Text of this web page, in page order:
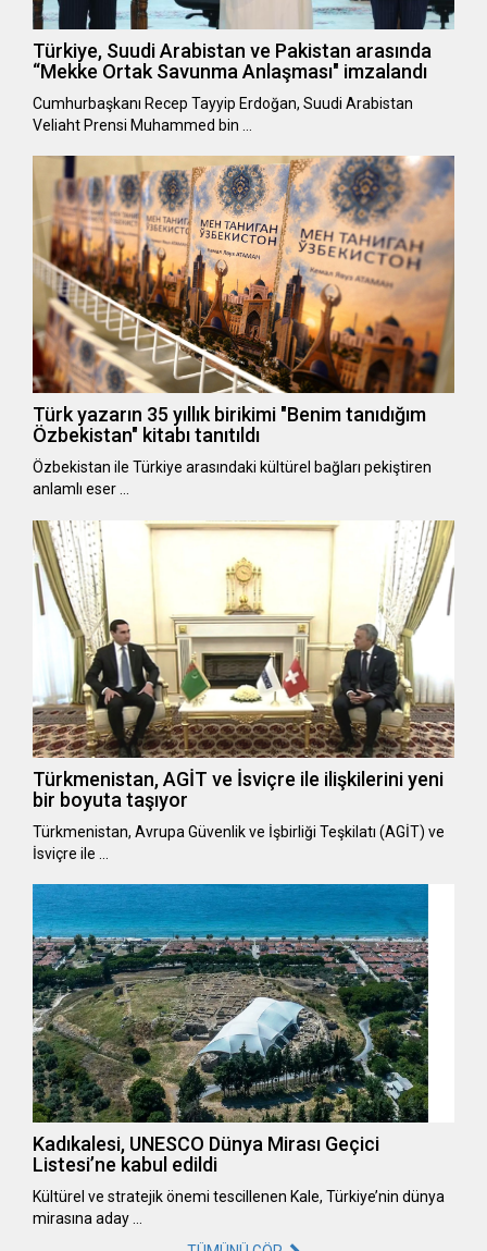
Türkiye, Suudi Arabistan ve Pakistan arasında
“Mekke Ortak Savunma Anlaşması" imzalandı
Cumhurbaşkanı Recep Tayyip Erdoğan, Suudi Arabistan
Veliaht Prensi Muhammed bin …
Türk yazarın 35 yıllık birikimi "Benim tanıdığım
Özbekistan" kitabı tanıtıldı
Özbekistan ile Türkiye arasındaki kültürel bağları pekiştiren
anlamlı eser …
Türkmenistan, AGİT ve İsviçre ile ilişkilerini yeni
bir boyuta taşıyor
Türkmenistan, Avrupa Güvenlik ve İşbirliği Teşkilatı (AGİT) ve
İsviçre ile …
Kadıkalesi, UNESCO Dünya Mirası Geçici
Listesi’ne kabul edildi
Kültürel ve stratejik önemi tescillenen Kale, Türkiye’nin dünya
mirasına aday …